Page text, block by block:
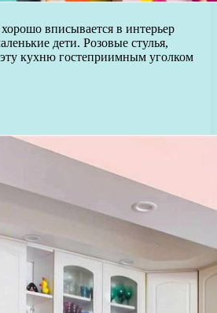
вписывается в интерьер
дети. Розовые стулья,
кухню гостеприимным уголком